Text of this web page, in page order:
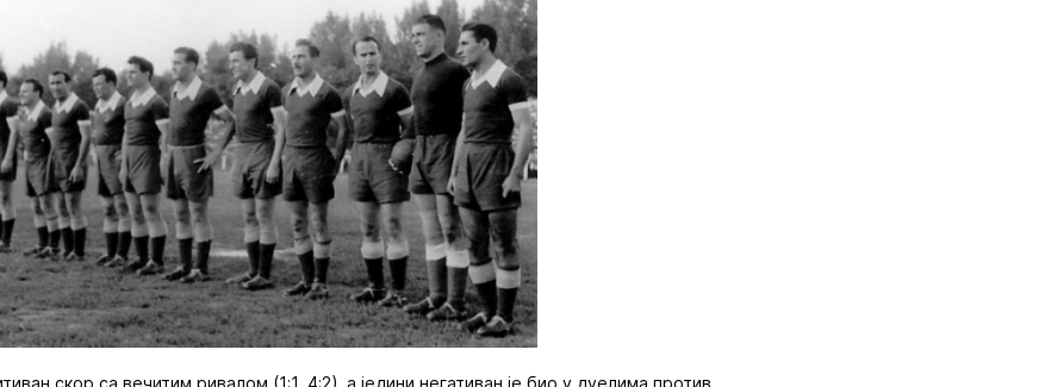
скор са вечитим ривалом (1:1, 4:2), а једини негативан је био у дуелима против